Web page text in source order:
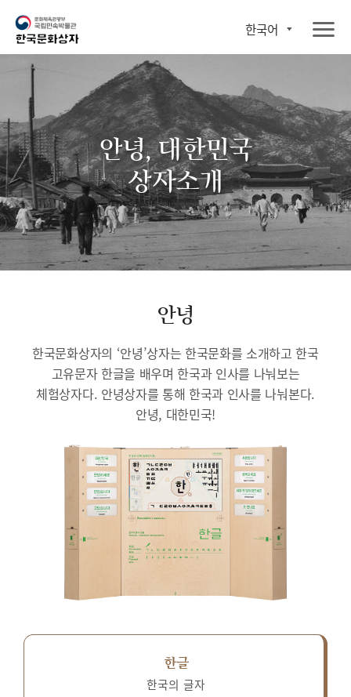
한국어
안녕, 대한민국
상자소개
안녕
한국문화상자의 ‘안녕’상자는 한국문화를 소개하고 한국
고유문자 한글을 배우며 한국과 인사를 나눠보는
체험상자다. 안녕상자를 통해 한국과 인사를 나눠본다.
안녕, 대한민국!
한글
한국의 글자